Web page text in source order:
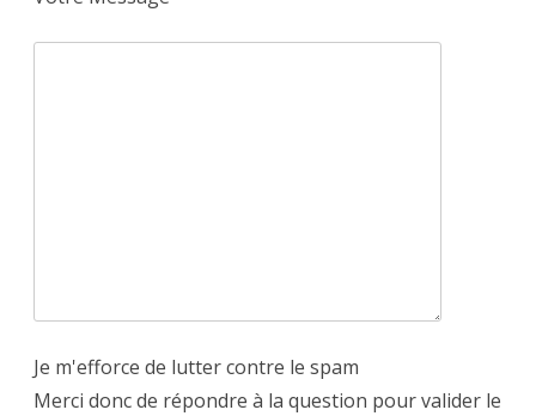
Je m'efforce de lutter contre le spam
Merci donc de répondre à la question pour valider le